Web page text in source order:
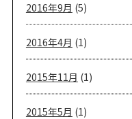
2016年9月 (5)
2016年4月 (1)
2015年11月 (1)
2015年5月 (1)